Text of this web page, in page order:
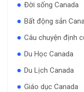
Đời sống Canada
Bất động sản
Câu chuyện định
Du Học Canada
Du Lịch Canada
Giáo dục Canada